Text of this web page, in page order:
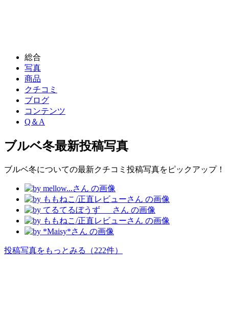
総合
写真
商品
クチコミ
ブログ
コンテンツ
Q＆A
ブルベ冬最新投稿写真
ブルベ冬についての最新クチコミ投稿写真をピックアップ！
投稿写真をもっとみる （222件）